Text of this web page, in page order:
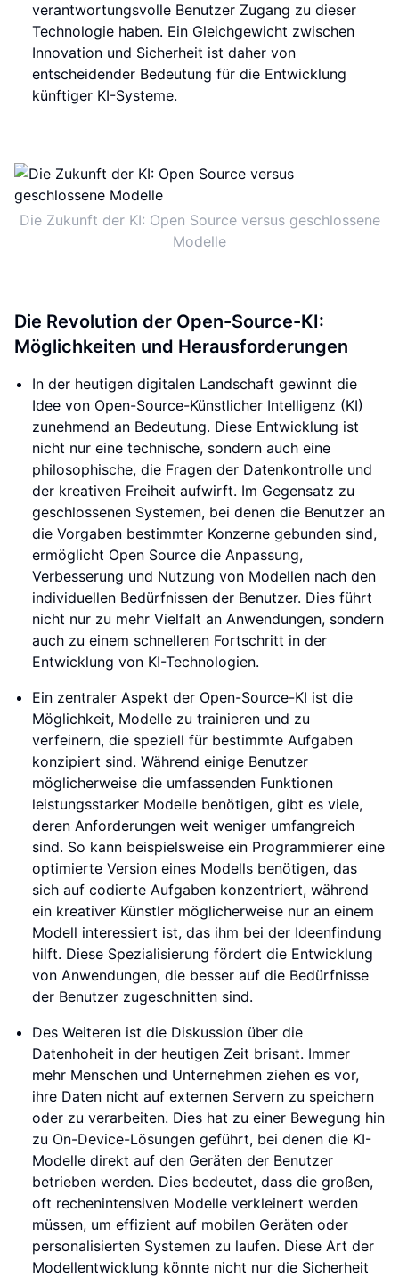
verantwortungsvolle Benutzer Zugang zu dieser
Technologie haben. Ein Gleichgewicht zwischen
Innovation und Sicherheit ist daher von
entscheidender Bedeutung für die Entwicklung
künftiger KI-Systeme.
Die Zukunft der KI: Open Source versus geschlossene
Modelle
Die Revolution der Open-Source-KI:
Möglichkeiten und Herausforderungen
In der heutigen digitalen Landschaft gewinnt die
Idee von Open-Source-Künstlicher Intelligenz (KI)
zunehmend an Bedeutung. Diese Entwicklung ist
nicht nur eine technische, sondern auch eine
philosophische, die Fragen der Datenkontrolle und
der kreativen Freiheit aufwirft. Im Gegensatz zu
geschlossenen Systemen, bei denen die Benutzer an
die Vorgaben bestimmter Konzerne gebunden sind,
ermöglicht Open Source die Anpassung,
Verbesserung und Nutzung von Modellen nach den
individuellen Bedürfnissen der Benutzer. Dies führt
nicht nur zu mehr Vielfalt an Anwendungen, sondern
auch zu einem schnelleren Fortschritt in der
Entwicklung von KI-Technologien.
Ein zentraler Aspekt der Open-Source-KI ist die
Möglichkeit, Modelle zu trainieren und zu
verfeinern, die speziell für bestimmte Aufgaben
konzipiert sind. Während einige Benutzer
möglicherweise die umfassenden Funktionen
leistungsstarker Modelle benötigen, gibt es viele,
deren Anforderungen weit weniger umfangreich
sind. So kann beispielsweise ein Programmierer eine
optimierte Version eines Modells benötigen, das
sich auf codierte Aufgaben konzentriert, während
ein kreativer Künstler möglicherweise nur an einem
Modell interessiert ist, das ihm bei der Ideenfindung
hilft. Diese Spezialisierung fördert die Entwicklung
von Anwendungen, die besser auf die Bedürfnisse
der Benutzer zugeschnitten sind.
Des Weiteren ist die Diskussion über die
Datenhoheit in der heutigen Zeit brisant. Immer
mehr Menschen und Unternehmen ziehen es vor,
ihre Daten nicht auf externen Servern zu speichern
oder zu verarbeiten. Dies hat zu einer Bewegung hin
zu On-Device-Lösungen geführt, bei denen die KI-
Modelle direkt auf den Geräten der Benutzer
betrieben werden. Dies bedeutet, dass die großen,
oft rechenintensiven Modelle verkleinert werden
müssen, um effizient auf mobilen Geräten oder
personalisierten Systemen zu laufen. Diese Art der
Modellentwicklung könnte nicht nur die Sicherheit